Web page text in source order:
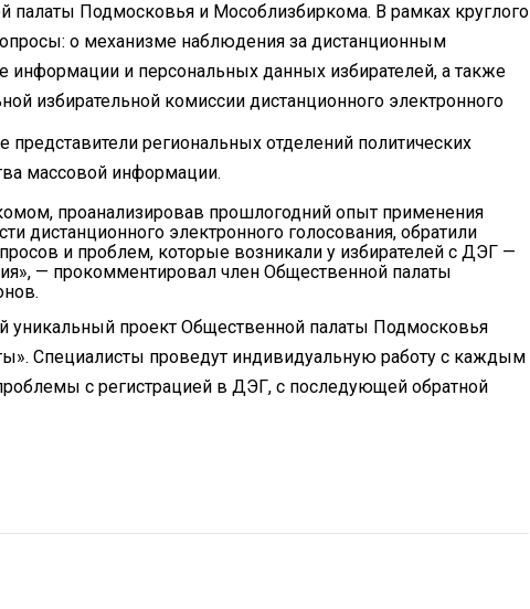
палаты Подмосковья и Мособлизбиркома. В рамках круглого
о механизме наблюдения за дистанционным
информации и персональных данных избирателей, а также
избирательной комиссии дистанционного электронного
представители региональных отделений политических
массовой информации.
проанализировав прошлогодний опыт применения
дистанционного электронного голосования, обратили
и проблем, которые возникали у избирателей с ДЭГ —
— прокомментировал член Общественной палаты
уникальный проект Общественной палаты Подмосковья
Специалисты проведут индивидуальную работу с каждым
с регистрацией в ДЭГ, с последующей обратной